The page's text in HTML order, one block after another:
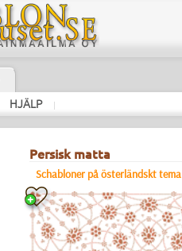
HJÄLP |
Persisk matta
Schabloner på österländskt tema